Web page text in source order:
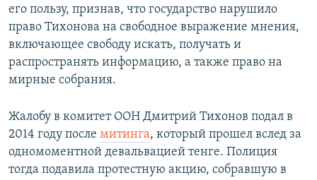
его пользу, признав, что государство нарушило
право Тихонова на свободное выражение мнения,
включающее свободу искать, получать и
распространять информацию, а также право на
мирные собрания.
Жалобу в комитет ООН Дмитрий Тихонов подал в
2014 году после митинга, который прошел вслед за
одномоментной девальвацией тенге. Полиция
тогда подавила протестную акцию, собравшую в